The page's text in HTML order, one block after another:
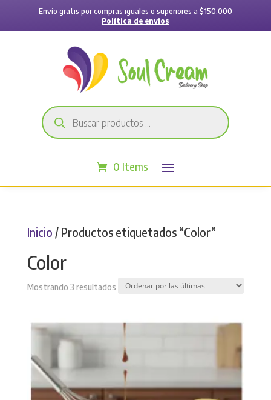
Envío gratis por compras iguales o superiores a $150.000
Política de envios
Búsqueda
de
productos
0 Items
Inicio / Productos etiquetados “Color”
Color
Mostrando 3 resultadosSorted
latest